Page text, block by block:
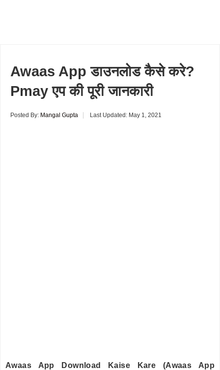
Awaas App डाउनलोड कैसे करे?
Pmay एप की पूरी जानकारी
Posted By: Mangal Gupta Last Updated: May 1, 2021
Awaas App Download Kaise Kare (Awaas App